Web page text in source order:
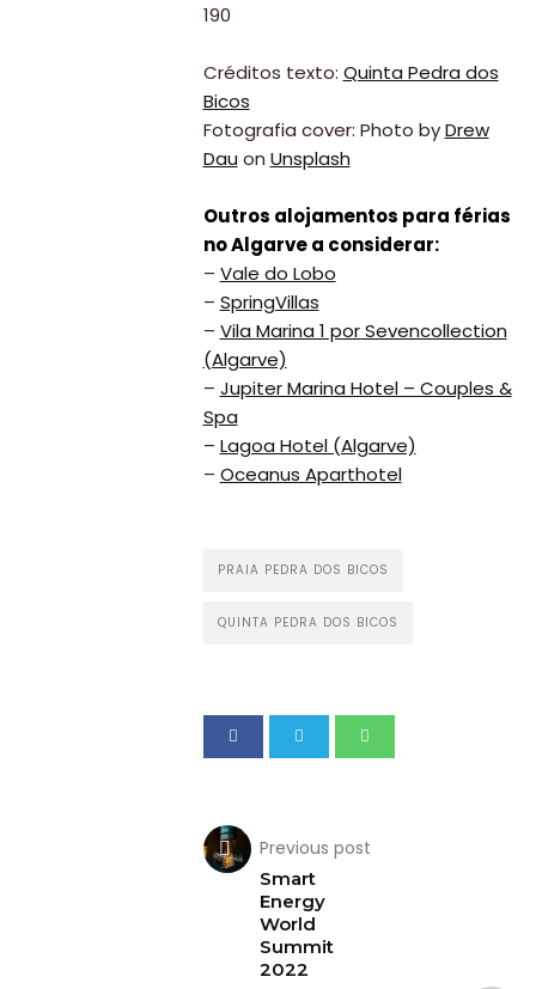
190
Créditos texto: Quinta Pedra dos
Bicos
Fotografia cover: Photo byDrew
Dau on Unsplash
Outros alojamentos para férias
no Algarve a considerar:
– Vale do Lobo
– SpringVillas
– Vila Marina 1 por Sevencollection
(Algarve)
– Jupiter Marina Hotel – Couples &
Spa
– Lagoa Hotel (Algarve)
– Oceanus Aparthotel
PRAIA PEDRA DOS BICOS
QUINTA PEDRA DOS BICOS
Previous post
Smart
Energy
World
Summit
2022